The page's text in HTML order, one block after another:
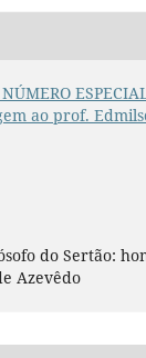
ao prof.
do Sertão:
Azevêdo